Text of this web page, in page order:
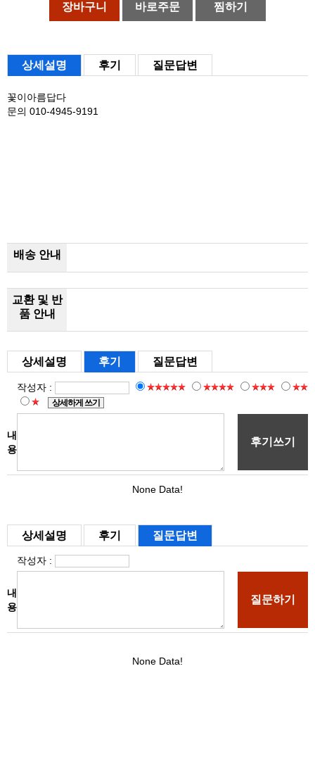
장바구니 바로주문 찜하기
상세설명 후기 질문답변
꽃이아름답다
문의 010-4945-9191
배송 안내
교환 및 반
품 안내
상세설명 후기 질문답변
상세설명 후기 질문답변